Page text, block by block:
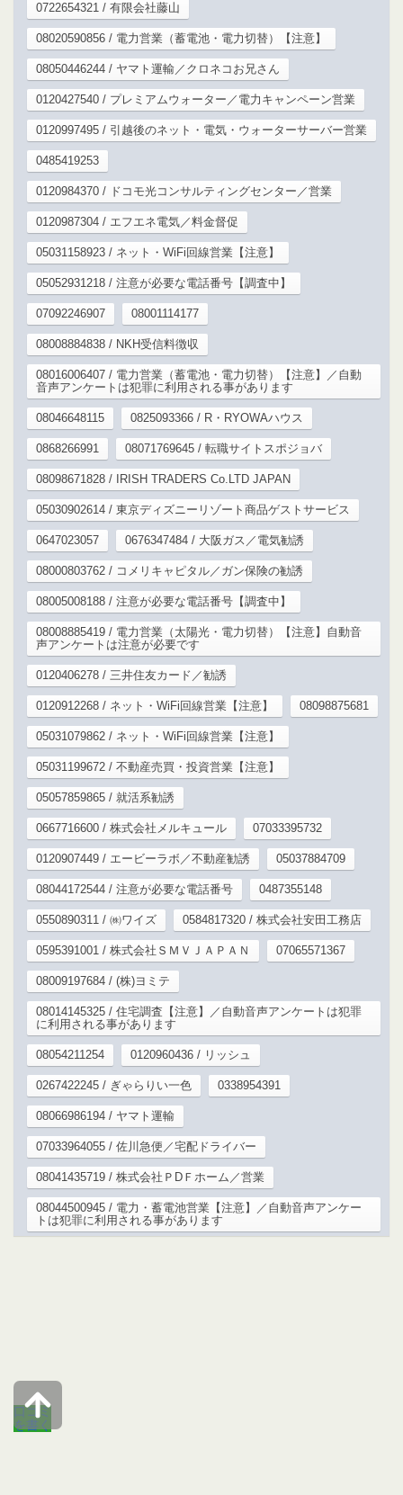
0722654321 / 有限会社藤山
08020590856 / 電力営業（蓄電池・電力切替）【注意】
08050446244 / ヤマト運輸／クロネコお兄さん
0120427540 / プレミアムウォーター／電力キャンペーン営業
0120997495 / 引越後のネット・電気・ウォーターサーバー営業
0485419253
0120984370 / ドコモ光コンサルティングセンター／営業
0120987304 / エフエネ電気／料金督促
05031158923 / ネット・WiFi回線営業【注意】
05052931218 / 注意が必要な電話番号【調査中】
07092246907 08001114177
08008884838 / NKH受信料徴収
08016006407 / 電力営業（蓄電池・電力切替）【注意】／自動
音声アンケートは犯罪に利用される事があります
08046648115 0825093366 / R・RYOWAハウス
0868266991 08071769645 / 転職サイトスポジョバ
08098671828 / IRISH TRADERS Co.LTD JAPAN
05030902614 / 東京ディズニーリゾート商品ゲストサービス
0647023057 0676347484 / 大阪ガス／電気勧誘
08000803762 / コメリキャピタル／ガン保険の勧誘
08005008188 / 注意が必要な電話番号【調査中】
08008885419 / 電力営業（太陽光・電力切替）【注意】自動音
声アンケートは注意が必要です
0120406278 / 三井住友カード／勧誘
0120912268 / ネット・WiFi回線営業【注意】 08098875681
05031079862 / ネット・WiFi回線営業【注意】
05031199672 / 不動産売買・投資営業【注意】
05057859865 / 就活系勧誘
0667716600 / 株式会社メルキュール 07033395732
0120907449 / エービーラボ／不動産勧誘 05037884709
08044172544 / 注意が必要な電話番号 0487355148
0550890311 / ㈱ワイズ 0584817320 / 株式会社安田工務店
0595391001 / 株式会社ＳＭＶＪＡＰＡＮ 07065571367
08009197684 / (株)ヨミテ
08014145325 / 住宅調査【注意】／自動音声アンケートは犯罪
に利用される事があります
08054211254 0120960436 / リッシュ
0267422245 / ぎゃらりい一色 0338954391
08066986194 / ヤマト運輸
07033964055 / 佐川急便／宅配ドライバー
08041435719 / 株式会社ＰDＦホーム／営業
08044500945 / 電力・蓄電池営業【注意】／自動音声アンケー
トは犯罪に利用される事があります
口コミ
を書く